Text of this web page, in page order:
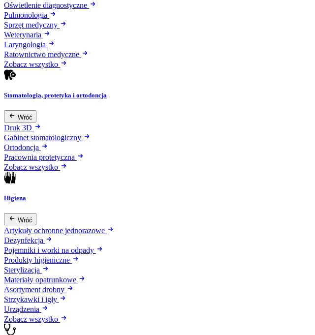
Oświetlenie diagnostyczne
Pulmonologia
Sprzęt medyczny
Weterynaria
Laryngologia
Ratownictwo medyczne
Zobacz wszystko
Stomatologia, protetyka i ortodoncja
Wróć
Druk 3D
Gabinet stomatologiczny
Ortodoncja
Pracownia protetyczna
Zobacz wszystko
Higiena
Wróć
Artykuły ochronne jednorazowe
Dezynfekcja
Pojemniki i worki na odpady
Produkty higieniczne
Sterylizacja
Materiały opatrunkowe
Asortyment drobny
Strzykawki i igły
Urządzenia
Zobacz wszystko